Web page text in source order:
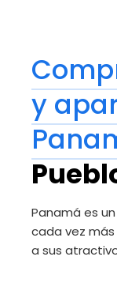
y
Panamá es
cada vez
a sus